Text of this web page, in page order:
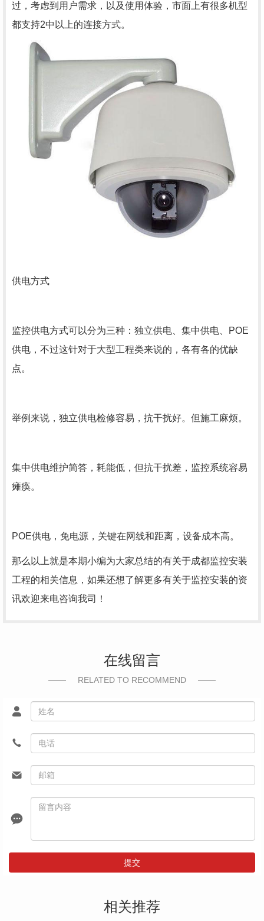
过，考虑到用户需求，以及使用体验，市面上有很多机型
都支持2中以上的连接方式。
供电方式
监控供电方式可以分为三种：独立供电、集中供电、POE
供电，不过这针对于大型工程类来说的，各有各的优缺
点。
举例来说，独立供电检修容易，抗干扰好。但施工麻烦。
集中供电维护简答，耗能低，但抗干扰差，监控系统容易
瘫痪。
POE供电，免电源，关键在网线和距离，设备成本高。
那么以上就是本期小编为大家总结的有关于成都监控安装
工程的相关信息，如果还想了解更多有关于监控安装的资
讯欢迎来电咨询我司！
在线留言
RELATED TO RECOMMEND
提交
相关推荐